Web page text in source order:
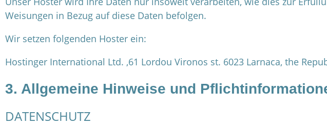
Weisungen in Bezug auf diese Daten befolgen.
Wir setzen folgenden Hoster ein:
Hostinger International Ltd. ,61 Lordou Vironos st. 6023 Larnaca, the
3. Allgemeine Hinweise und
DATENSCHUTZ